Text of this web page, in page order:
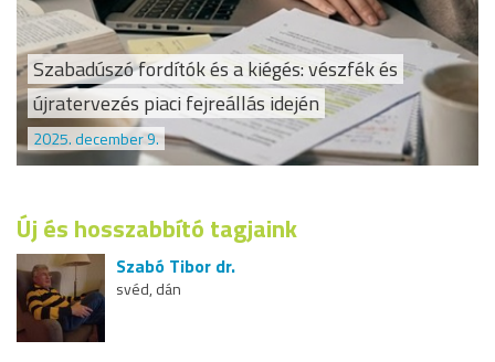
Szabadúszó fordítók és a kiégés: vészfék és
újratervezés piaci fejreállás idején
2025. december 9.
Új és hosszabbító tagjaink
Szabó Tibor dr.
svéd, dán